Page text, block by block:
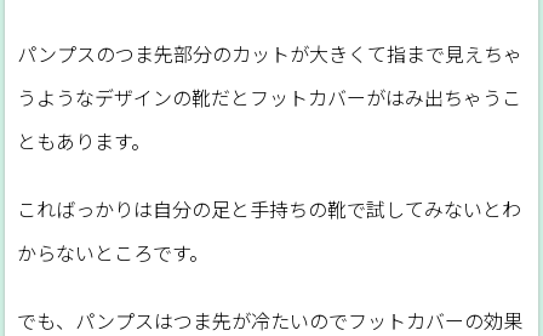
パンプスのつま先部分のカットが大きくて指まで見えちゃ
うようなデザインの靴だとフットカバーがはみ出ちゃうこ
ともあります。
こればっかりは自分の足と手持ちの靴で試してみないとわ
からないところです。
でも、パンプスはつま先が冷たいのでフットカバーの効果